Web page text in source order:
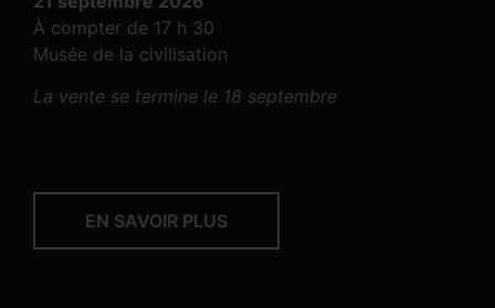
À compter de 17 h 30
Musée de la civilisation
La vente se termine le 18 septembre
EN SAVOIR PLUS